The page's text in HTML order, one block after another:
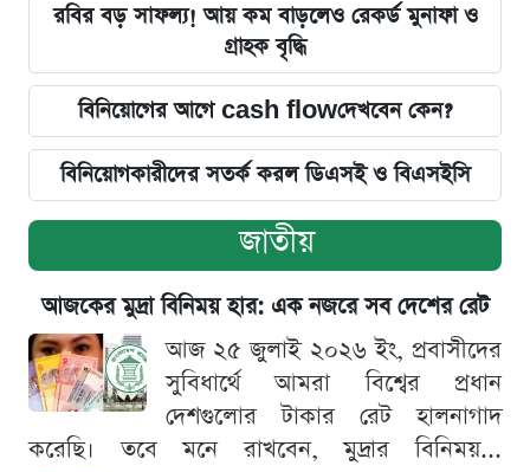
রবির বড় সাফল্য! আয় কম বাড়লেও রেকর্ড মুনাফা ও
গ্রাহক বৃদ্ধি
বিনিয়োগের আগে cash flowদেখবেন কেন?
বিনিয়োগকারীদের সতর্ক করল ডিএসই ও বিএসইসি
জাতীয়
আজকের মুদ্রা বিনিময় হার: এক নজরে সব দেশের রেট
আজ ২৫ জুলাই ২০২৬ ইং, প্রবাসীদের
সুবিধার্থে আমরা বিশ্বের প্রধান
দেশগুলোর টাকার রেট হালনাগাদ
করেছি। তবে মনে রাখবেন, মুদ্রার বিনিময়...